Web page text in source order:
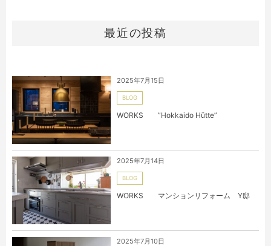
最近の投稿
2025年7月15日
BLOG
WORKS ”Hokkaido Hütte”
2025年7月14日
BLOG
WORKS マンションリフォーム Y邸
2025年7月10日